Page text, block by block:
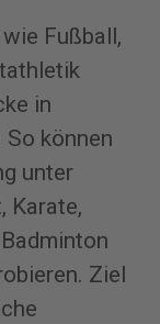
Fußball,
in
können
unter
Karate,
Ziel